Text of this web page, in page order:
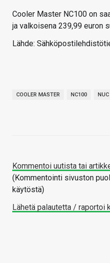
Cooler Master NC100 on
ja valkoisena 239,99 euron
Lähde:
COOLER MASTER NC100
Kommentoi uutista tai
(Kommentointi sivuston
käytöstä)
Lähetä palautetta / raportoi